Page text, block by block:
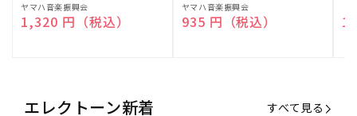
販
売
ヤマハ音楽振興会
通常価格
1,320 円（税込）
販
売
ヤマハ音楽振興会
通常価格
935 円（税込）
売
エレクトーン新着 すべて見る